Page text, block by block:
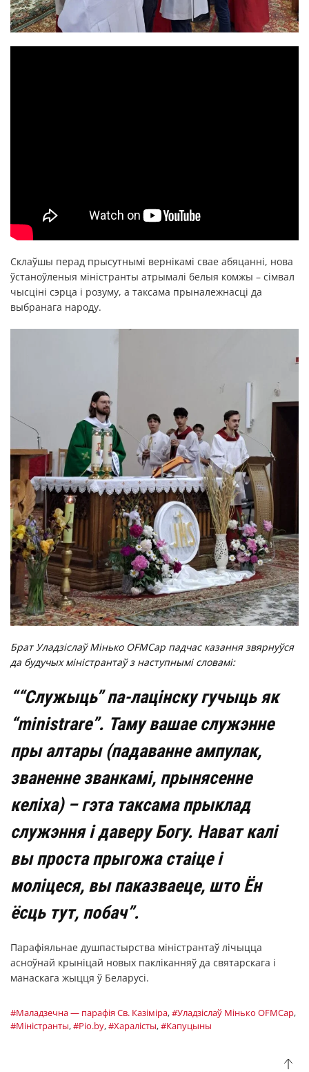
Склаўшы перад прысутнымі вернікамі свае абяцанні, нова
ўстаноўленыя міністранты атрымалі белыя комжы – сімвал
чысціні сэрца і розуму, а таксама прыналежнасці да
выбранага народу.
Брат Уладзіслаў Мінько OFMCap падчас казання звярнуўся
да будучых міністрантаў з наступнымі словамі:
““Служыць” па-лацінску гучыць як
“ministrare”. Таму вашае служэнне
пры алтары (падаванне ампулак,
званенне званкамі, прынясенне
келіха) – гэта таксама прыклад
служэння і даверу Богу. Нават калі
вы проста прыгожа стаіце і
моліцеся, вы паказваеце, што Ён
ёсць тут, побач”.
Парафіяльнае душпастырства міністрантаў лічыцца
асноўнай крыніцай новых пакліканняў да святарскага і
манаскага жыцця ў Беларусі.
#Маладзечна — парафія Св. Казіміра,#Уладзіслаў Мінько OFMCap,
#Міністранты,#Pio.by,#Харалісты,#Капуцыны